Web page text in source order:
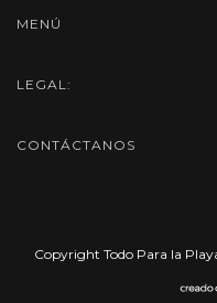
MENÚ
LEGAL:
CONTÁCTANOS
Copyright Todo Para la